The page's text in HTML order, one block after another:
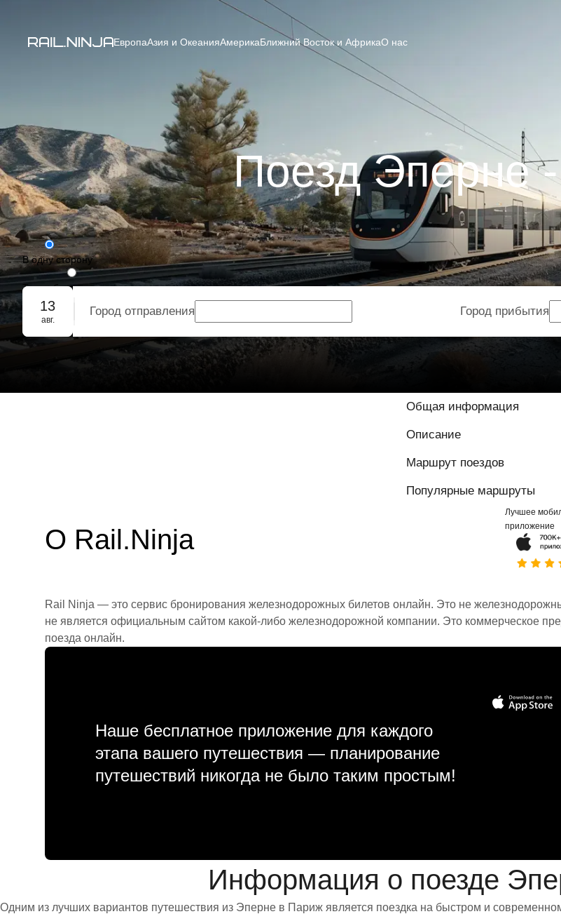
ЕвропаАзия и ОкеанияАмерикаБлижний Восток и АфрикаО нас
Поезд Эперне
В одну сторону
Туда-обратно
Групповое бронирование
13
авг.
Город отправления Город прибытия
Общая информация
Описание
Маршрут поездов
Популярные маршруты
О Rail.Ninja
Лучшее
приложение
Rail Ninja — это сервис бронирования железнодорожных билетов онлайн. Это не
не является официальным сайтом какой-либо железнодорожной компании. Это коммерческое
поезда онлайн.
Наше бесплатное приложение для каждого
этапа вашего путешествия — планирование
путешествий никогда не было таким простым!
Информация о поезде
Одним из лучших вариантов путешествия из Эперне в Париж является поездка на быстром и